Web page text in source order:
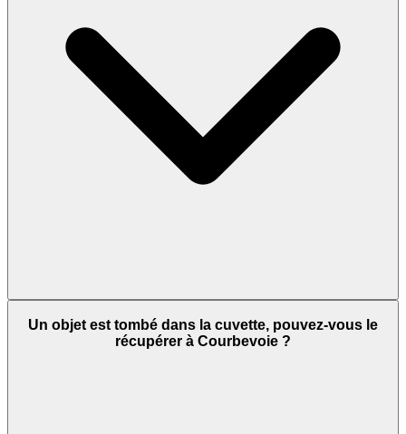
Un objet est tombé dans la cuvette, pouvez-vous le
récupérer à Courbevoie ?